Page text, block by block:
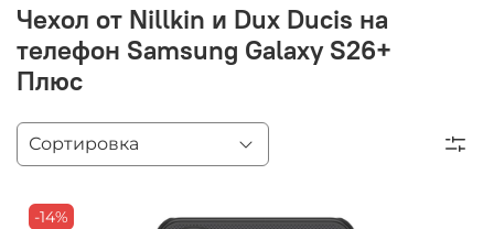
Чехол от Nillkin и Dux Ducis на
телефон Samsung Galaxy S26+
Плюс
-14%